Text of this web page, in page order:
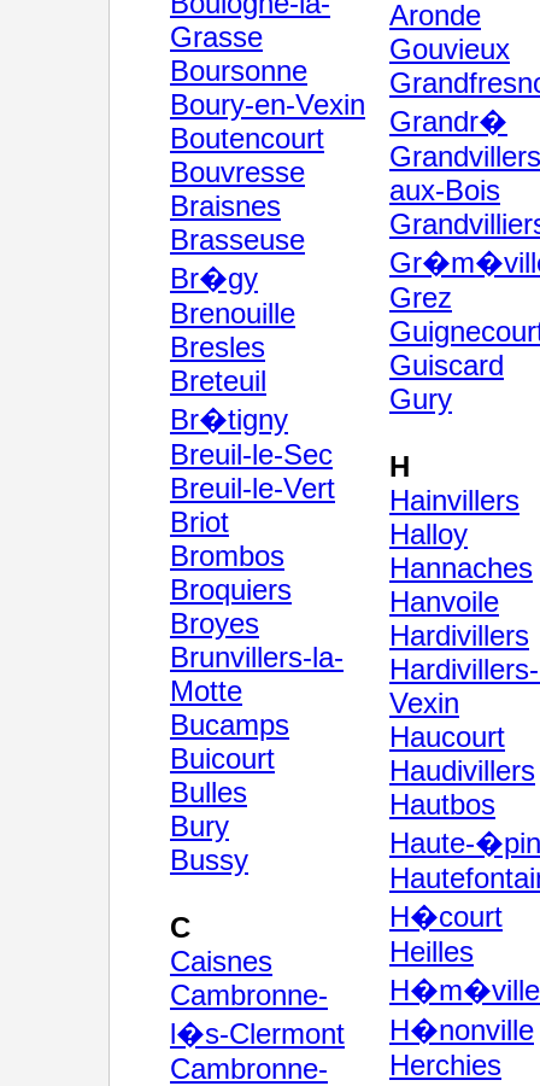
Grasse
Boursonne
Boury-en-Vexin
Boutencourt
Bouvresse
Braisnes
Brasseuse
Br�gy
Brenouille
Bresles
Breteuil
Br�tigny
Breuil-le-Sec
Breuil-le-Vert
Briot
Brombos
Broquiers
Broyes
Brunvillers-la-
Motte
Bucamps
Buicourt
Bulles
Bury
Bussy
C
Caisnes
Cambronne-
l�s-Clermont
Cambronne-
Aronde
Gouvieux
Grandr�
aux-Bois
Grez
Guiscard
Gury
H
Hainvillers
Halloy
Hannaches
Hanvoile
Hardivillers
Vexin
Haucourt
Haudivillers
Hautbos
Haute-
H�court
Heilles
H�nonville
Herchies